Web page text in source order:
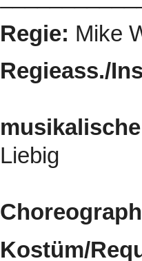
Regie: Mike
Regieass./
Kostüm/